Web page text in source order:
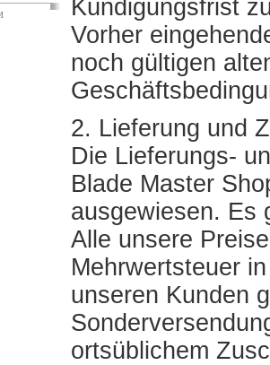
Kündigungsfrist
Vorher
noch gültigen
2. Lieferung und
Die Lieferungs-
Blade Master
ausgewiesen. Es
Alle unsere
Mehrwertsteuer
unseren Kunden
ortsüblichem